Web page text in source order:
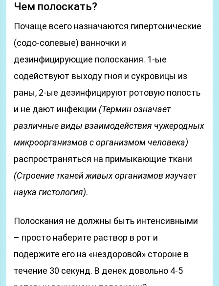
Чем полоскать?
Почаще всего назначаются гипертонические
(содо-солевые) ванночки и
дезинфицирующие полоскания. 1-ые
содействуют выходу гноя и сукровицы из
раны, 2-ые дезинфицируют ротовую полость
и не дают инфекции (Термин означает
различные виды взаимодействия чужеродных
микроорганизмов с организмом человека)
распространяться на примыкающие ткани
(Строение тканей живых организмов изучает
наука гистология).
Полоскания не должны быть интенсивными
– просто наберите раствор в рот и
подержите его на «нездоровой» стороне в
течение 30 секунд. В денек довольно 4-5